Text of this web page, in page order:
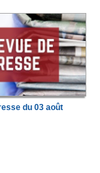
du 03 août